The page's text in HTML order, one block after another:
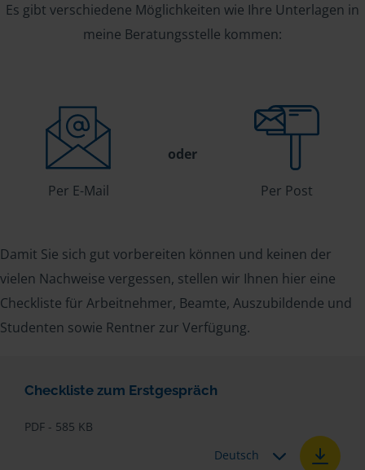
Es gibt verschiedene Möglichkeiten wie Ihre Unterlagen in
meine Beratungsstelle kommen:
Per E-Mail
oder
Per Post
Damit Sie sich gut vorbereiten können und keinen der
vielen Nachweise vergessen, stellen wir Ihnen hier eine
Checkliste für Arbeitnehmer, Beamte, Auszubildende und
Studenten sowie Rentner zur Verfügung.
Checkliste zum Erstgespräch
PDF - 585 KB
Deutsch